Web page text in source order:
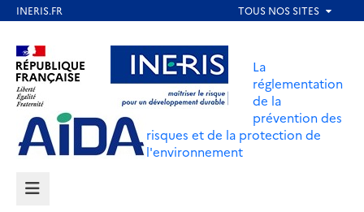
contenu
principal
Aller au contenu Aller au menu
Aller au pied de page
La
réglementation
de la
prévention des
risques et de la protection de
l'environnement
MENU